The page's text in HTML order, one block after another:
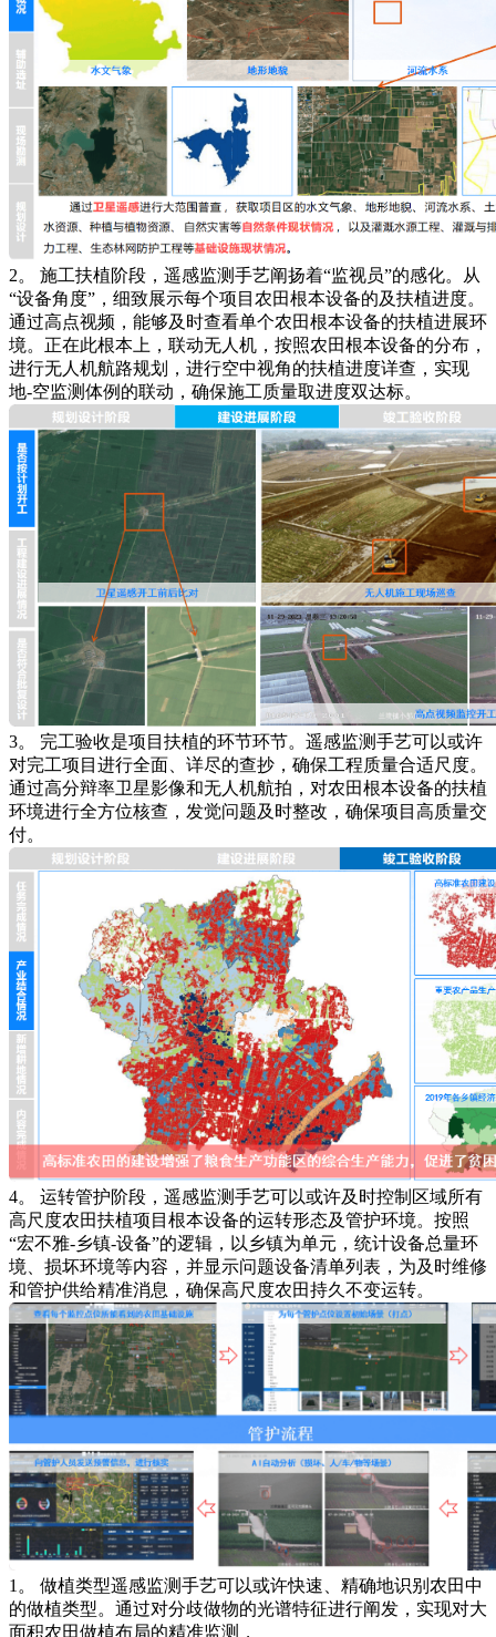
2。 施工扶植阶段，遥感监测手艺阐扬着“监视员”的感化。从
“设备角度”，细致展示每个项目农田根本设备的及扶植进度。
通过高点视频，能够及时查看单个农田根本设备的扶植进展环
境。正在此根本上，联动无人机，按照农田根本设备的分布，
进行无人机航路规划，进行空中视角的扶植进度详查，实现
地-空监测体例的联动，确保施工质量取进度双达标。
3。 完工验收是项目扶植的环节环节。遥感监测手艺可以或许
对完工项目进行全面、详尽的查抄，确保工程质量合适尺度。
通过高分辩率卫星影像和无人机航拍，对农田根本设备的扶植
环境进行全方位核查，发觉问题及时整改，确保项目高质量交
付。
4。 运转管护阶段，遥感监测手艺可以或许及时控制区域所有
高尺度农田扶植项目根本设备的运转形态及管护环境。按照
“宏不雅-乡镇-设备”的逻辑，以乡镇为单元，统计设备总量环
境、损坏环境等内容，并显示问题设备清单列表，为及时维修
和管护供给精准消息，确保高尺度农田持久不变运转。
1。 做植类型遥感监测手艺可以或许快速、精确地识别农田中
的做植类型。通过对分歧做物的光谱特征进行阐发，实现对大
面积农田做植布局的精准监测，